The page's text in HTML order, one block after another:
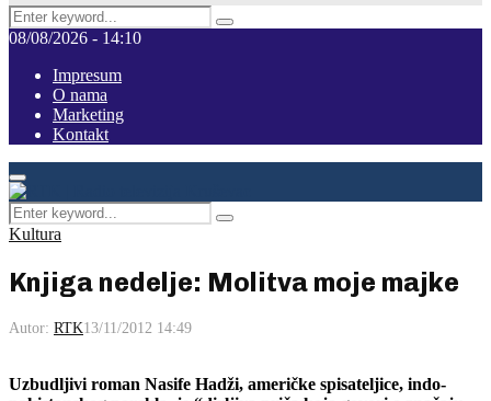
Search
for:
Pretraga
08/08/2026 - 14:10
Impresum
O nama
Marketing
Kontakt
Facebook
Instagram
Youtube
Primary
Menu
Search
for:
Pretraga
Kultura
Knjiga nedelje: Molitva moje majke
Autor: RTK13/11/2012 14:49
Uzbudljivi roman Nasife Hadži, američke spisateljice, indo-